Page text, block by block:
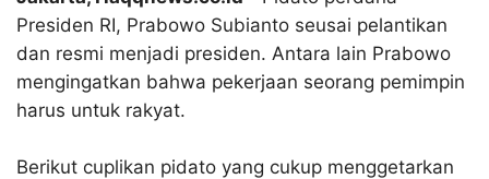
Presiden RI, Prabowo Subianto seusai pelantikan
dan resmi menjadi presiden. Antara lain Prabowo
mengingatkan bahwa pekerjaan seorang pemimpin
harus untuk rakyat.
Berikut cuplikan pidato yang cukup menggetarkan